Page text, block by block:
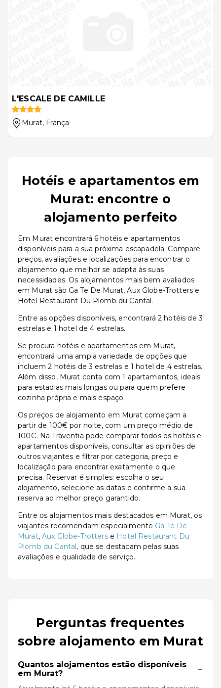
L'ESCALE DE CAMILLE
Murat, França
Hotéis e apartamentos em
Murat: encontre o
alojamento perfeito
Em Murat encontrará 6 hotéis e apartamentos
disponíveis para a sua próxima escapadela. Compare
preços, avaliações e localizações para encontrar o
alojamento que melhor se adapta às suas
necessidades. Os alojamentos mais bem avaliados
em Murat são Ga Te De Murat, Aux Globe-Trotters e
Hotel Restaurant Du Plomb du Cantal.
Entre as opções disponíveis, encontrará 2 hotéis de 3
estrelas e 1 hotel de 4 estrelas.
Se procura hotéis e apartamentos em Murat,
encontrará uma ampla variedade de opções que
incluem 2 hotéis de 3 estrelas e 1 hotel de 4 estrelas.
Além disso, Murat conta com 1 apartamentos, ideais
para estadias mais longas ou para quem prefere
cozinha própria e mais espaço.
Os preços de alojamento em Murat começam a
partir de 100€ por noite, com um preço médio de
100€. Na Traventia pode comparar todos os hotéis e
apartamentos disponíveis, consultar as opiniões de
outros viajantes e filtrar por categoria, preço e
localização para encontrar exatamente o que
precisa. Reservar é simples: escolha o seu
alojamento, selecione as datas e confirme a sua
reserva ao melhor preço garantido.
Entre os alojamentos mais destacados em Murat, os
viajantes recomendam especialmente Ga Te De
Murat,Aux Globe-Trotterse Hotel Restaurant Du
Plomb du Cantal, que se destacam pelas suas
avaliações e qualidade de serviço.
Perguntas frequentes
sobre alojamento em Murat
Quantos alojamentos estão disponíveis
em Murat?
−